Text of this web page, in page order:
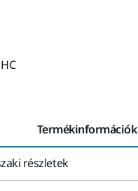
Termékinformációk
részletek